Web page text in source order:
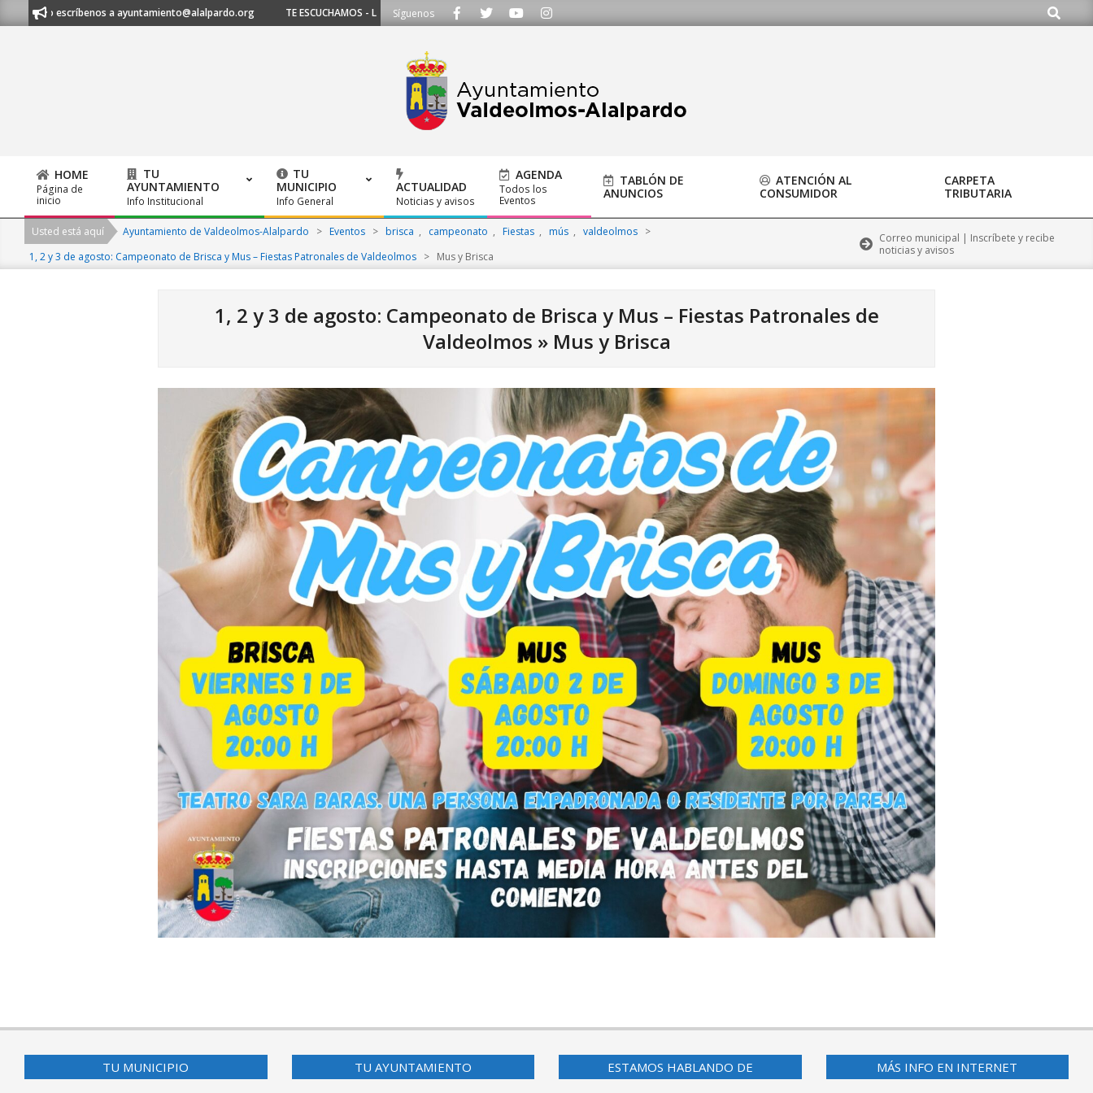
to
21 53 o escríbenos a ayuntamiento@alalpardo.org TE ESCUCHAMOS - Llámanos al 91 620 21 53 o escríbenos a ayuntamiento@alalpardo.org
Síguenos Buscar
Primary
Navigation
Menu
HOME
Página de
inicio
TU
AYUNTAMIENTO
Info Institucional
TU
MUNICIPIO
Info General
ACTUALIDAD
Noticias y avisos
AGENDA
Todos los
Eventos
TABLÓN DE
ANUNCIOS
ATENCIÓN AL
CONSUMIDOR
CARPETA
TRIBUTARIA
Usted está aquí Ayuntamiento de Valdeolmos-Alalpardo > Eventos > brisca , campeonato , Fiestas , mús , valdeolmos
>
1, 2 y 3 de agosto: Campeonato de Brisca y Mus – Fiestas Patronales de Valdeolmos > Mus y Brisca
Correo municipal | Inscríbete y recibe
noticias y avisos
1, 2 y 3 de agosto: Campeonato de Brisca y Mus – Fiestas Patronales de
Valdeolmos » Mus y Brisca
TU MUNICIPIO
TU AYUNTAMIENTO ESTAMOS HABLANDO DE MÁS INFO EN INTERNET